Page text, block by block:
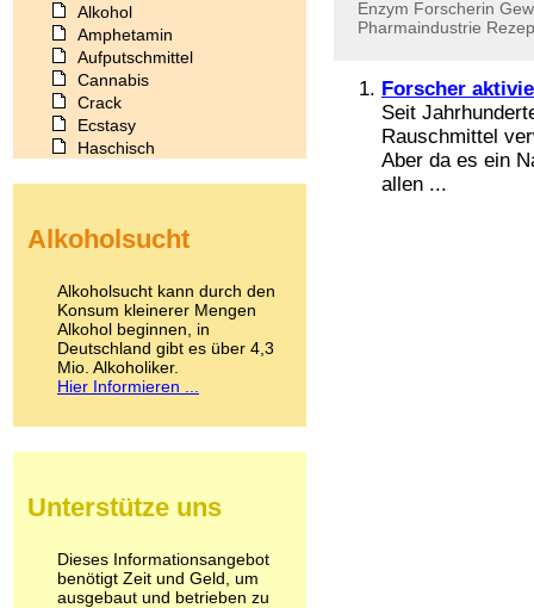
Enzym Forscherin
Pharmaindustrie
Forscher
Seit
Rauschmittel
Aber da es ein
allen ...
Alkohol
Amphetamin
Aufputschmittel
Cannabis
Crack
Ecstasy
Haschisch
Kokain
LSD
Marihuana
Medikamente
Meskalin
Metamphetamin
Methadon
Pilze
Psychopharmaka
Schlafmittel
Schmerzmittel
Alkoholsucht
Alkoholsucht kann durch den
Konsum kleinerer Mengen
Alkohol beginnen, in
Deutschland gibt es über 4,3
Mio. Alkoholiker.
Hier Informieren ...
Unterstütze uns
Dieses Informationsangebot
benötigt Zeit und Geld, um
ausgebaut und betrieben zu